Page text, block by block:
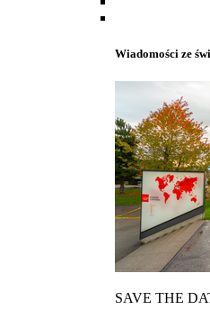
Wiadomości ze
SAVE THE